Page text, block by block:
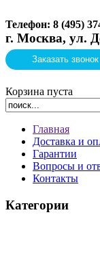
Телефон: 8 (495)
г. Москва, ул.
Заказать звонок
Корзина пуста
Главная
Доставка и
Гарантии
Вопросы и
Контакты
Категории